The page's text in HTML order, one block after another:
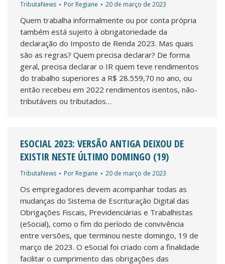
TributaNews Por Regiane 20 de março de 2023
Quem trabalha informalmente ou por conta própria
também está sujeito à obrigatoriedade da
declaração do Imposto de Renda 2023. Mas quais
são as regras? Quem precisa declarar? De forma
geral, precisa declarar o IR quem teve rendimentos
do trabalho superiores a R$ 28.559,70 no ano, ou
então recebeu em 2022 rendimentos isentos, não-
tributáveis ou tributados…
ESOCIAL 2023: VERSÃO ANTIGA DEIXOU DE
EXISTIR NESTE ÚLTIMO DOMINGO (19)
TributaNews Por Regiane 20 de março de 2023
Os empregadores devem acompanhar todas as
mudanças do Sistema de Escrituração Digital das
Obrigações Fiscais, Previdenciárias e Trabalhistas
(eSocial), como o fim do período de convivência
entre versões, que terminou neste domingo, 19 de
março de 2023. O eSocial foi criado com a finalidade
facilitar o cumprimento das obrigações das